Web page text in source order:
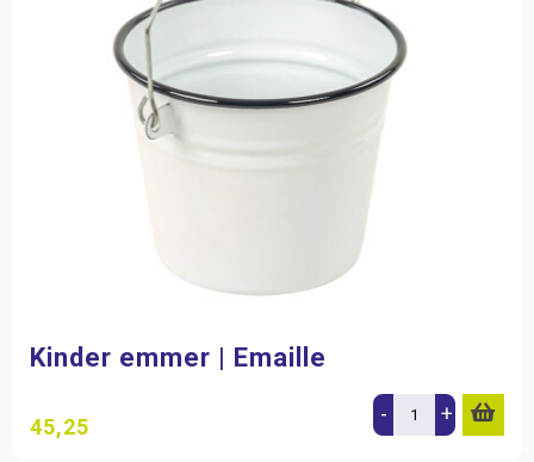
Kinder emmer | Emaille
45,25 - +